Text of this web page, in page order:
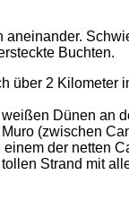
Buchten.
über 2
Dünen
(zwischen
der netten
Strand mit